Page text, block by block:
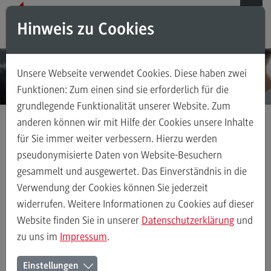
Direkt zum Inhalt
Direkt zum Hauptmenu
Direkt zum Footer
Das ZHL
Das ZHL
Über uns
Ansprechpersonen
Stellenangebote
(External link)
Hochschuldidaktik
Hochschuldidaktik Das Onlineangebot
Prüfungen
Onlineklausuren
Linkliste Onlineklausuren
Hinweis zu Cookies
Unsere Webseite verwendet Cookies. Diese haben zwei
Funktionen: Zum einen sind sie erforderlich für die
grundlegende Funktionalität unserer Website. Zum
anderen können wir mit Hilfe der Cookies unsere Inhalte
für Sie immer weiter verbessern. Hierzu werden
pseudonymisierte Daten von Website-Besuchern
gesammelt und ausgewertet. Das Einverständnis in die
Verwendung der Cookies können Sie jederzeit
widerrufen. Weitere Informationen zu Cookies auf dieser
Website finden Sie in unserer Datenschutzerklärung und
zu uns im Impressum.
Einstellungen